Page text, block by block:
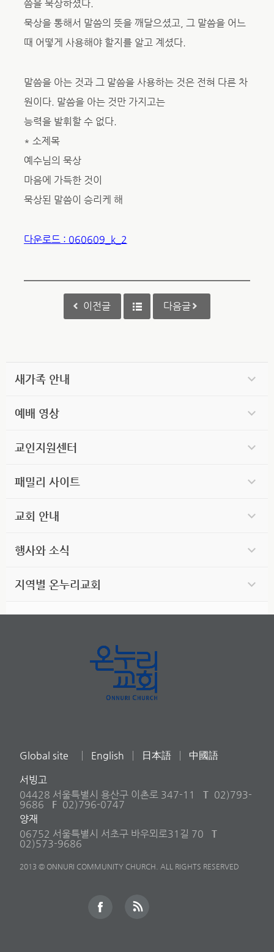
씀을 묵상하셨다.
묵상을 통해서 말씀의 뜻을 깨달으셨고, 그 말씀을 어느
때 어떻게 사용해야 할지를 알고 계셨다.
말씀을 아는 것과 그 말씀을 사용하는 것은 전혀 다른 차
원이다. 말씀을 아는 것만 가지고는
능력을 발휘할 수 없다.
* 소제목
예수님의 묵상
마음에 가득한 것이
묵상된 말씀이 승리케 해
다운로드 : 060609_k_2
이전글 다음글
새가족 안내
예배 영상
교인지원센터
패밀리 사이트
교회 안내
행사와 소식
지역별 온누리교회
Global site English 日本語 中國語
서빙고
04428 서울특별시 용산구 이촌로 347-11
T 02)793-
9686
F 02)796-0747
양재
06752 서울특별시 서초구 바우뫼로31길 70
T
02)573-9686
2013 © ONNURI COMMUNITY CHURCH. ALL RIGHTS RESERVED